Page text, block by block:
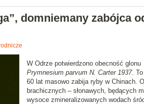
domniemany zabójca
W Odrze potwierdzono obecność glonu
Prymnesium parvum N. Carter 1937.
60 lat masowo zabija ryby w Chinach.
brachicznych – słonawych, będących
wysoce zmineralizowanych wodach